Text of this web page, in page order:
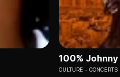
100%
CULTURE CONCERTS